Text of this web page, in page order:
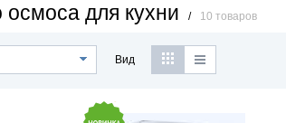
осмоса для кухни / 10 товаров
Вид